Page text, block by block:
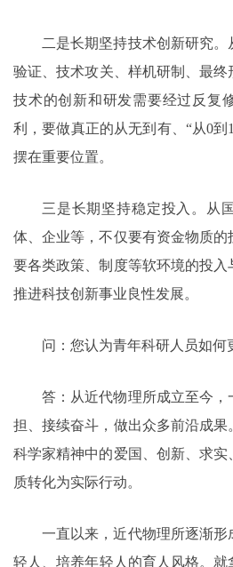
二是长期坚持技术创新研究。
验证、技术攻关、样机研制、最
技术的创新和研发需要经过反复
利，要做真正的从无到有、“从0
摆在重要位置。
三是长期坚持稳定投入。从
体、企业等，不仅要有资金物质
要各类政策、制度等软环境的投入
推进科技创新事业良性发展。
问：您认为青年科研人员如何
答：从近代物理所成立至今
担、接续奋斗，做出众多前沿成
科学家精神中的爱国、创新、求
质转化为实际行动。
一直以来，近代物理所逐渐
轻人、培养年轻人的育人风格。就